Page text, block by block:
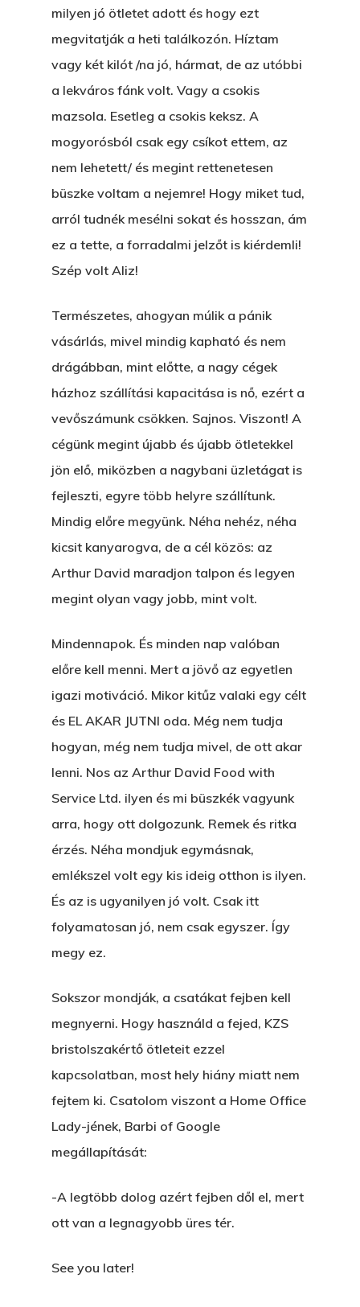
milyen jó ötletet adott és hogy ezt
megvitatják a heti találkozón. Híztam
vagy két kilót /na jó, hármat, de az utóbbi
a lekváros fánk volt. Vagy a csokis
mazsola. Esetleg a csokis keksz. A
mogyorósból csak egy csíkot ettem, az
nem lehetett/ és megint rettenetesen
büszke voltam a nejemre! Hogy miket tud,
arról tudnék mesélni sokat és hosszan, ám
ez a tette, a forradalmi jelzőt is kiérdemli!
Szép volt Aliz!
Természetes, ahogyan múlik a pánik
vásárlás, mivel mindig kapható és nem
drágábban, mint előtte, a nagy cégek
házhoz szállítási kapacitása is nő, ezért a
vevőszámunk csökken. Sajnos. Viszont! A
cégünk megint újabb és újabb ötletekkel
jön elő, miközben a nagybani üzletágat is
fejleszti, egyre több helyre szállítunk.
Mindig előre megyünk. Néha nehéz, néha
kicsit kanyarogva, de a cél közös: az
Arthur David maradjon talpon és legyen
megint olyan vagy jobb, mint volt.
Mindennapok. És minden nap valóban
előre kell menni. Mert a jövő az egyetlen
igazi motiváció. Mikor kitűz valaki egy célt
és EL AKAR JUTNI oda. Még nem tudja
hogyan, még nem tudja mivel, de ott akar
lenni. Nos az Arthur David Food with
Service Ltd. ilyen és mi büszkék vagyunk
arra, hogy ott dolgozunk. Remek és ritka
érzés. Néha mondjuk egymásnak,
emlékszel volt egy kis ideig otthon is ilyen.
És az is ugyanilyen jó volt. Csak itt
folyamatosan jó, nem csak egyszer. Így
megy ez.
Sokszor mondják, a csatákat fejben kell
megnyerni. Hogy használd a fejed, KZS
bristolszakértő ötleteit ezzel
kapcsolatban, most hely hiány miatt nem
fejtem ki. Csatolom viszont a Home Office
Lady-jének, Barbi of Google
megállapítását:
-A legtöbb dolog azért fejben dől el, mert
ott van a legnagyobb üres tér.
See you later!